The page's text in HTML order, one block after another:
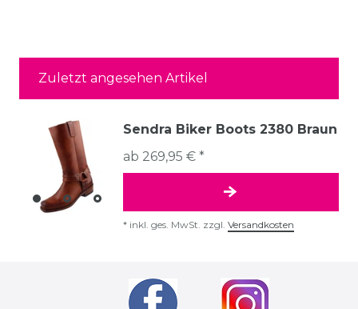
Zuletzt angesehen Artikel
Sendra Biker Boots 2380 Braun
ab 269,95 € *
* inkl. ges. MwSt. zzgl. Versandkosten